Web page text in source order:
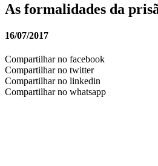
As formalidades da
16/07/2017
Compartilhar no facebook
Compartilhar no twitter
Compartilhar no linkedin
Compartilhar no whatsapp